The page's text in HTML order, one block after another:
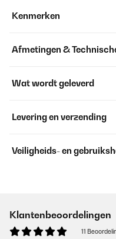
Kenmerken
Afmetingen &
Wat wordt geleverd
Levering en verzending
Veiligheids- en
Klantenbeoordelingen
11